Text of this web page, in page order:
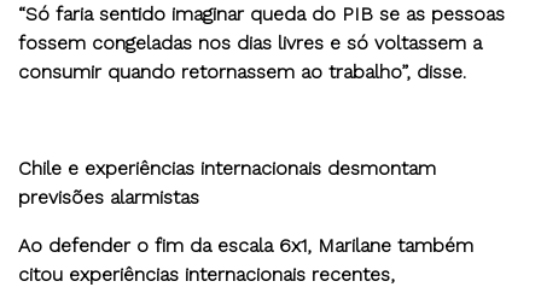
“Só faria sentido imaginar queda do PIB se as pessoas
fossem congeladas nos dias livres e só voltassem a
consumir quando retornassem ao trabalho”, disse.
Chile e experiências internacionais desmontam
previsões alarmistas
Ao defender o fim da escala 6x1, Marilane também
citou experiências internacionais recentes,